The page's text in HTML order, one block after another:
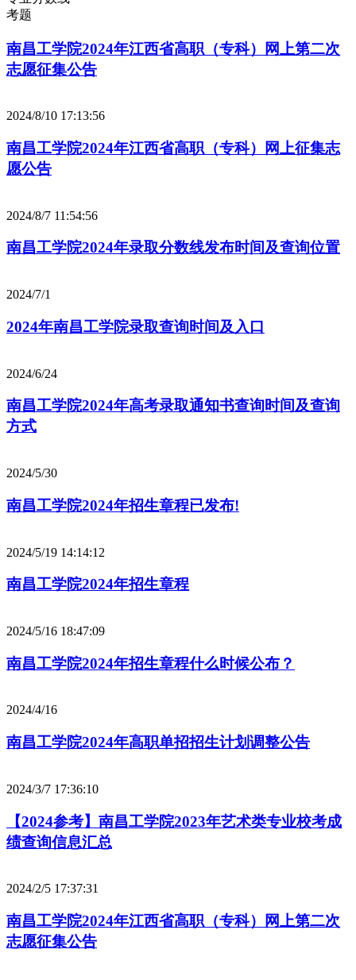
考题
南昌工学院2024年江西省高职（专科）网上第二次
志愿征集公告
2024/8/10 17:13:56
南昌工学院2024年江西省高职（专科）网上征集志
愿公告
2024/8/7 11:54:56
南昌工学院2024年录取分数线发布时间及查询位置
2024/7/1
2024年南昌工学院录取查询时间及入口
2024/6/24
南昌工学院2024年高考录取通知书查询时间及查询
方式
2024/5/30
南昌工学院2024年招生章程已发布!
2024/5/19 14:14:12
南昌工学院2024年招生章程
2024/5/16 18:47:09
南昌工学院2024年招生章程什么时候公布？
2024/4/16
南昌工学院2024年高职单招招生计划调整公告
2024/3/7 17:36:10
【2024参考】南昌工学院2023年艺术类专业校考成
绩查询信息汇总
2024/2/5 17:37:31
南昌工学院2024年江西省高职（专科）网上第二次
志愿征集公告